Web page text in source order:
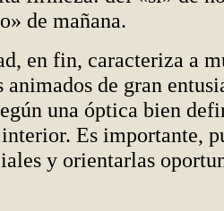
de mañana.
en fin, caracteriza a
de gran
una óptica bien
Es importante,
y orientarlas